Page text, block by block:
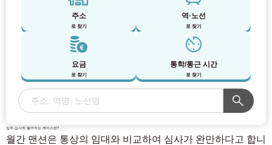
주소
로 찾기
역·노선
로 찾기
요금
로 찾기
통학/통근 시간
로 찾기
입주 심사에 떨어지는 케이스란?
월간 맨션은 통상의 임대와 비교하여 심사가 완만하다고 합니